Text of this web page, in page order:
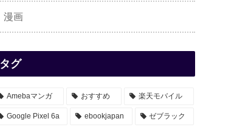
漫画
タグ
Amebaマンガ おすすめ 楽天モバイル
Google Pixel 6a ebookjapan ゼブラック